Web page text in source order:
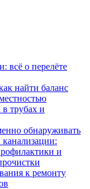
всё о перелёте
найти баланс
трубах и
обнаруживать
и
к ремонту